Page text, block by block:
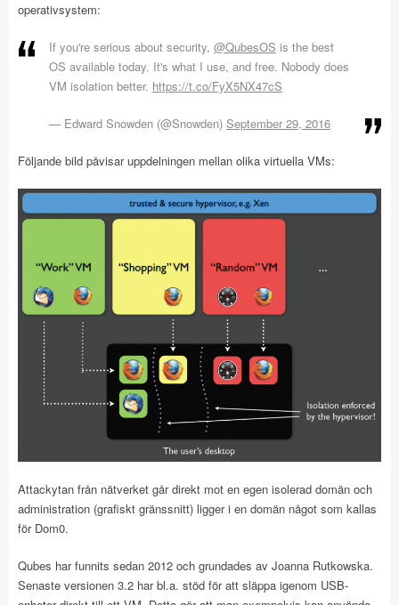
operativsystem:
If you're serious about security, @QubesOS is the best
OS available today. It's what I use, and free. Nobody does
VM isolation better. https://t.co/FyX5NX47cS
— Edward Snowden (@Snowden) September 29, 2016
Följande bild påvisar uppdelningen mellan olika virtuella VMs:
Attackytan från nätverket går direkt mot en egen isolerad domän och
administration (grafiskt gränssnitt) ligger i en domän något som kallas
för Dom0.
Qubes har funnits sedan 2012 och grundades av Joanna Rutkowska.
Senaste versionen 3.2 har bl.a. stöd för att släppa igenom USB-